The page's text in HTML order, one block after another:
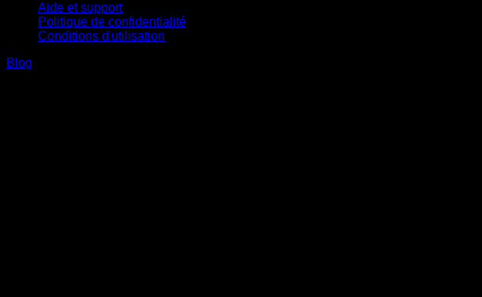
Aide et support
Politique de confidentialité
Conditions d'utilisation
Blog